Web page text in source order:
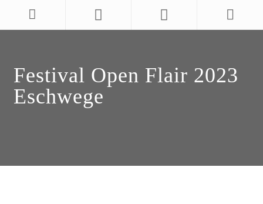
Festival Open Flair 2023
Eschwege